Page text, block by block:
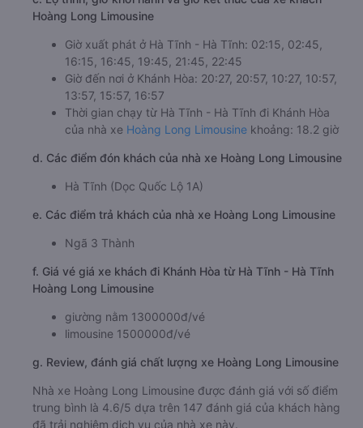
Hoàng Long Limousine
Giờ xuất phát ở Hà Tĩnh - Hà Tĩnh: 02:15, 02:45,
16:15, 16:45, 19:45, 21:45, 22:45
13:57, 15:57, 16:57
Thời gian chạy từ Hà Tĩnh - Hà Tĩnh đi Khánh Hòa
d. Các điểm đón khách của nhà xe Hoàng Long Limousine
Hà Tĩnh (Dọc Quốc Lộ 1A)
e. Các điểm trả khách của nhà xe Hoàng Long Limousine
Ngã 3 Thành